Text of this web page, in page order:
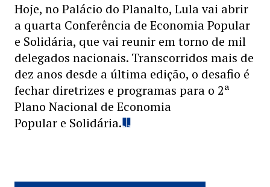
Hoje, no Palácio do Planalto, Lula vai abrir
a quarta Conferência de Economia Popular
e Solidária, que vai reunir em torno de mil
delegados nacionais. Transcorridos mais de
dez anos desde a última edição, o desafio é
fechar diretrizes e programas para o 2ª
Plano Nacional de Economia
Popular e Solidária.